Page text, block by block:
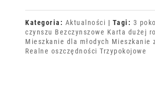
Kategoria: Aktualności | Tagi: 3
czynszu Bezczynszowe Karta dużej
Mieszkanie dla młodych Mieszkanie
Realne oszczędności Trzypokojowe